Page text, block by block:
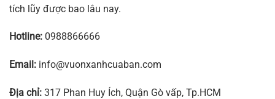
tích lũy được bao lâu nay.
Hotline: 0988866666
Email: info@vuonxanhcuaban.com
Địa chỉ: 317 Phan Huy Ích, Quận Gò vấp, Tp.HCM